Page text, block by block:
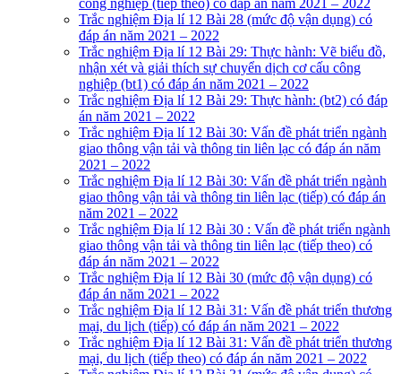
Trắc nghiệm Địa lí 12 Bài 28 (mức độ vận dụng) có
đáp án năm 2021 – 2022
Trắc nghiệm Địa lí 12 Bài 29: Thực hành: Vẽ biểu đồ,
nhận xét và giải thích sự chuyển dịch cơ cấu công
nghiệp (bt1) có đáp án năm 2021 – 2022
Trắc nghiệm Địa lí 12 Bài 29: Thực hành: (bt2) có đáp
án năm 2021 – 2022
Trắc nghiệm Địa lí 12 Bài 30: Vấn đề phát triển ngành
giao thông vận tải và thông tin liên lạc có đáp án năm
2021 – 2022
Trắc nghiệm Địa lí 12 Bài 30: Vấn đề phát triển ngành
giao thông vận tải và thông tin liên lạc (tiếp) có đáp án
năm 2021 – 2022
Trắc nghiệm Địa lí 12 Bài 30 : Vấn đề phát triển ngành
giao thông vận tải và thông tin liên lạc (tiếp theo) có
đáp án năm 2021 – 2022
Trắc nghiệm Địa lí 12 Bài 30 (mức độ vận dụng) có
đáp án năm 2021 – 2022
Trắc nghiệm Địa lí 12 Bài 31: Vấn đề phát triển thương
mại, du lịch (tiếp) có đáp án năm 2021 – 2022
Trắc nghiệm Địa lí 12 Bài 31: Vấn đề phát triển thương
mại, du lịch (tiếp theo) có đáp án năm 2021 – 2022